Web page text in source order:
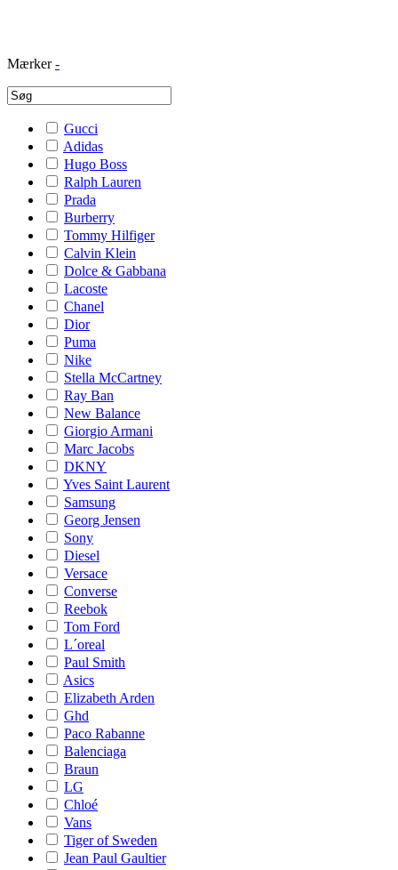
Mærker -
Gucci
Adidas
Hugo Boss
Ralph Lauren
Prada
Burberry
Tommy Hilfiger
Calvin Klein
Dolce & Gabbana
Lacoste
Chanel
Dior
Puma
Nike
Stella McCartney
Ray Ban
New Balance
Giorgio Armani
Marc Jacobs
DKNY
Yves Saint Laurent
Samsung
Georg Jensen
Sony
Diesel
Versace
Converse
Reebok
Tom Ford
L´oreal
Paul Smith
Asics
Elizabeth Arden
Ghd
Paco Rabanne
Balenciaga
Braun
LG
Chloé
Vans
Tiger of Sweden
Jean Paul Gaultier